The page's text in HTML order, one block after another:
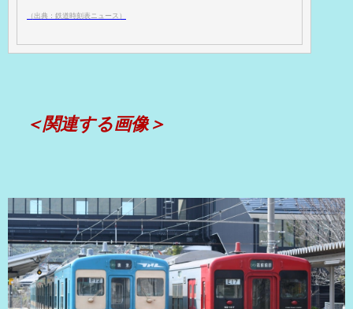
（出典：鉄道時刻表ニュース）
＜関連する画像＞